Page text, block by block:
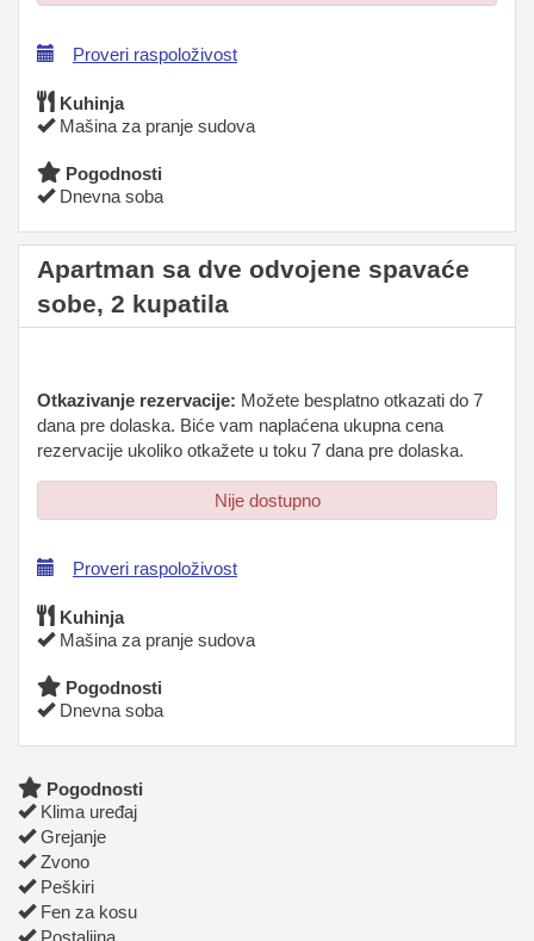
Proveri raspoloživost
Kuhinja
Mašina za pranje sudova
Pogodnosti
Dnevna soba
Apartman sa dve odvojene spavaće
sobe, 2 kupatila
Otkazivanje rezervacije: Možete besplatno otkazati do 7
dana pre dolaska. Biće vam naplaćena ukupna cena
rezervacije ukoliko otkažete u toku 7 dana pre dolaska.
Nije dostupno
Proveri raspoloživost
Kuhinja
Mašina za pranje sudova
Pogodnosti
Dnevna soba
Pogodnosti
Klima uređaj
Grejanje
Zvono
Peškiri
Fen za kosu
Postaljina